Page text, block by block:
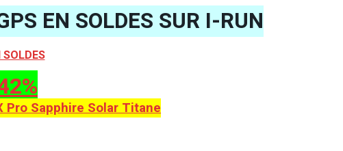
EN SOLDES SUR I-RUN
SOLDES
Pro Sapphire Solar Titane